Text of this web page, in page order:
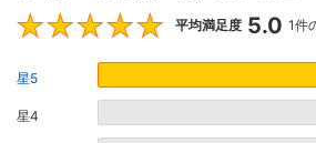
平均満足度 5.0 1件
星5
星4